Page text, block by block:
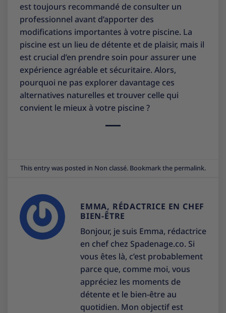
est toujours recommandé de consulter un
professionnel avant d’apporter des
modifications importantes à votre piscine. La
piscine est un lieu de détente et de plaisir, mais il
est crucial d’en prendre soin pour assurer une
expérience agréable et sécuritaire. Alors,
pourquoi ne pas explorer davantage ces
alternatives naturelles et trouver celle qui
convient le mieux à votre piscine ?
This entry was posted in Non classé. Bookmark the permalink.
EMMA, RÉDACTRICE EN CHEF
BIEN-ÊTRE
Bonjour, je suis Emma, rédactrice
en chef chez Spadenage.co. Si
vous êtes là, c’est probablement
parce que, comme moi, vous
appréciez les moments de
détente et le bien-être au
quotidien. Mon objectif est